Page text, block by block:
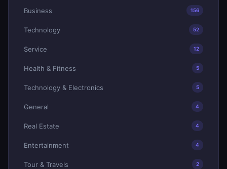
Business 156
Technology 52
Service 12
Health & Fitness 5
Technology & Electronics 5
General 4
Real Estate 4
Entertainment 4
Tour & Travels 2